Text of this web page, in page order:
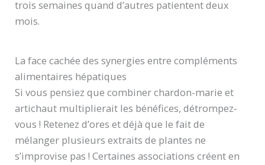
trois semaines quand d’autres patientent deux
mois.
La face cachée des synergies entre compléments
alimentaires hépatiques
Si vous pensiez que combiner chardon-marie et
artichaut multiplierait les bénéfices, détrompez-
vous ! Retenez d’ores et déjà que le fait de
mélanger plusieurs extraits de plantes ne
s’improvise pas ! Certaines associations créent en